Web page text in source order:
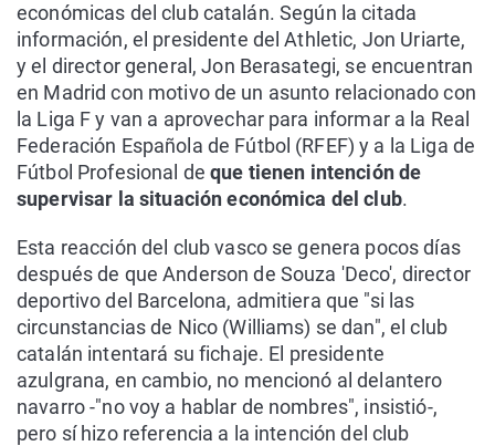
económicas del club catalán. Según la citada
información, el presidente del Athletic, Jon Uriarte,
y el director general, Jon Berasategi, se encuentran
en Madrid con motivo de un asunto relacionado con
la Liga F y van a aprovechar para informar a la Real
Federación Española de Fútbol (RFEF) y a la Liga de
Fútbol Profesional deque tienen intención de
supervisar la situación económica del club.
Esta reacción del club vasco se genera pocos días
después de que Anderson de Souza 'Deco', director
deportivo del Barcelona, admitiera que "si las
circunstancias de Nico (Williams) se dan", el club
catalán intentará su fichaje. El presidente
azulgrana, en cambio, no mencionó al delantero
navarro -"no voy a hablar de nombres", insistió-,
pero sí hizo referencia a la intención del club